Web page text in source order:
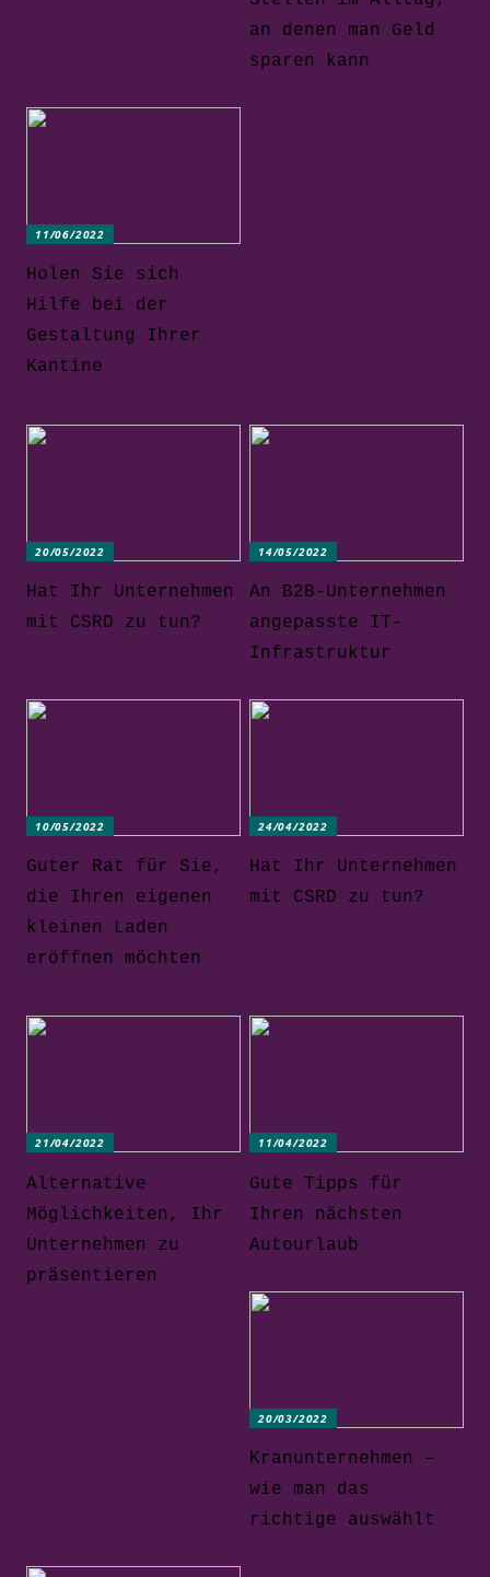
an denen man Geld
sparen kann
11/06/2022
Holen Sie sich
Hilfe bei der
Gestaltung Ihrer
Kantine
20/05/2022
Hat Ihr Unternehmen
mit CSRD zu tun?
14/05/2022
An B2B-Unternehmen
angepasste IT-
Infrastruktur
10/05/2022
Guter Rat für Sie,
die Ihren eigenen
kleinen Laden
eröffnen möchten
24/04/2022
Hat Ihr Unternehmen
mit CSRD zu tun?
21/04/2022
Alternative
Möglichkeiten, Ihr
Unternehmen zu
präsentieren
11/04/2022
Gute Tipps für
Ihren nächsten
Autourlaub
20/03/2022
Kranunternehmen –
wie man das
richtige auswählt